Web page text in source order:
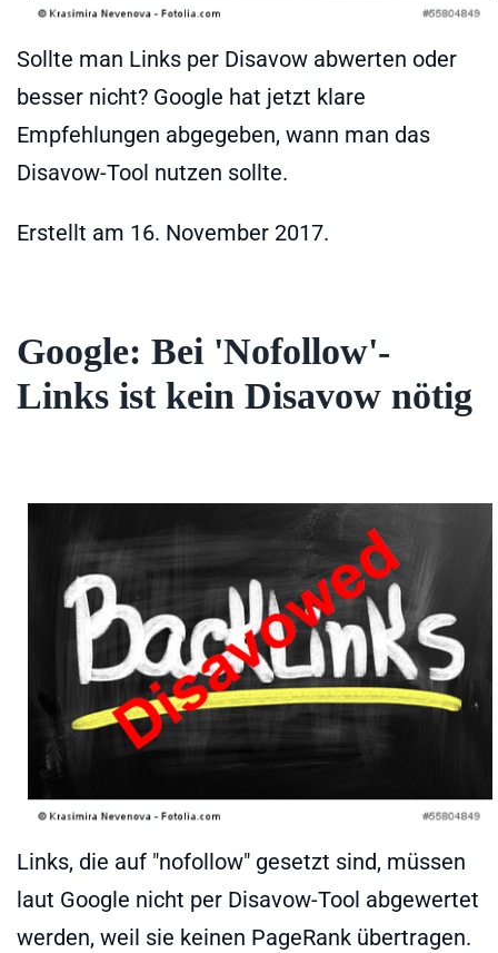
Sollte man Links per Disavow abwerten oder
besser nicht? Google hat jetzt klare
Empfehlungen abgegeben, wann man das
Disavow-Tool nutzen sollte.
Erstellt am 16. November 2017.
Google: Bei 'Nofollow'-
Links ist kein Disavow nötig
Links, die auf "nofollow" gesetzt sind, müssen
laut Google nicht per Disavow-Tool abgewertet
werden, weil sie keinen PageRank übertragen.